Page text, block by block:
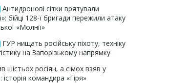
Антидронові сітки врятували
бійці 128-ї бригади пережили атаку
«Молнії»
ГУР нищать російську піхоту, техніку
на Запорізькому напрямку
шістьох росіян, а сімох взяв у
історія командира «Гіря»